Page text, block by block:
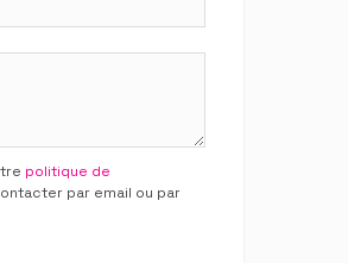
politique de
par email ou par